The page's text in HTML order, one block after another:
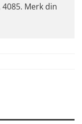
4085. Merk din